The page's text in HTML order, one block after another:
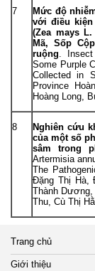
7
Mức độ
với điều
(Zea mays
Mã, Sốp
ruộng .
Some Purple
Collected in
Province
Hoàng Long,
8
Nghiên cứu
của một số
sâm trong
Artermisia
The
Đặng Thị Hà,
Thành
Thu, Cù Thị
Trang chủ
Giới thiệu